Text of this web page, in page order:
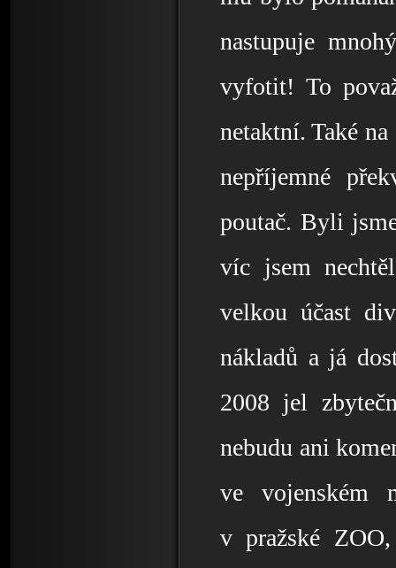
nastupuje
vyfotit! To
netaktní. Také
nepříjemné
poutač. Byli
víc jsem
velkou účast
nákladů a já
2008 jel
nebudu ani
ve vojenském
v pražské